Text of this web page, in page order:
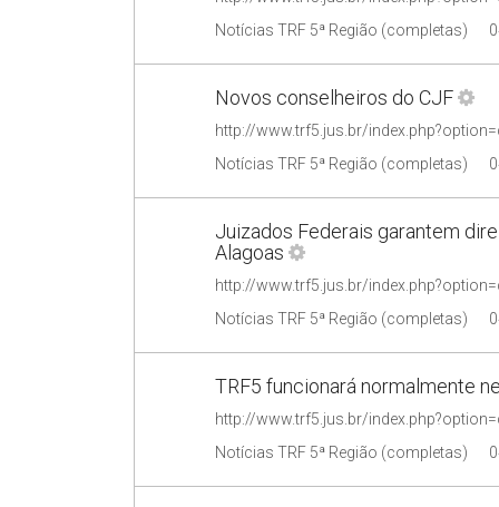
Notícias TRF 5ª Região (completas)
Novos conselheiros do CJF
Notícias TRF 5ª Região (completas)
Juizados Federais garantem
Alagoas
Notícias TRF 5ª Região (completas)
TRF5 funcionará normalmente
Notícias TRF 5ª Região (completas)